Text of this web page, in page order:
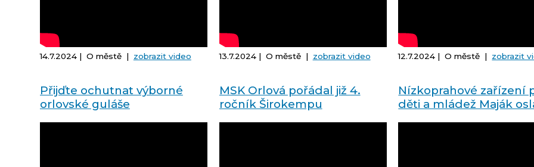
14.7.2024 | O městě | zobrazit video 13.7.2024 | O městě | zobrazit video 12.7.2024 | O městě | zobrazit
Přijďte ochutnat výborné
orlovské guláše
MSK Orlová pořádal již 4.
ročník Širokempu
Nízkoprahové zařízení
děti a mládež Maják